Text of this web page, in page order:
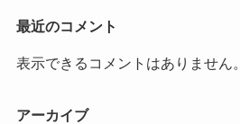
最近のコメント
表示できるコメントはありません。
アーカイブ